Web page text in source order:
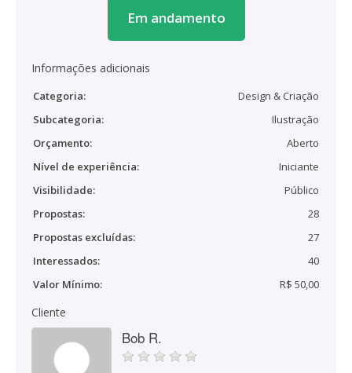
Em andamento
Informações adicionais
Categoria:
Design & Criação
Subcategoria:
Ilustração
Orçamento:
Aberto
Nível de experiência:
Iniciante
Visibilidade:
Público
Propostas:
28
Propostas excluídas:
27
Interessados:
40
Valor Mínimo:
R$ 50,00
Cliente
Bob R.